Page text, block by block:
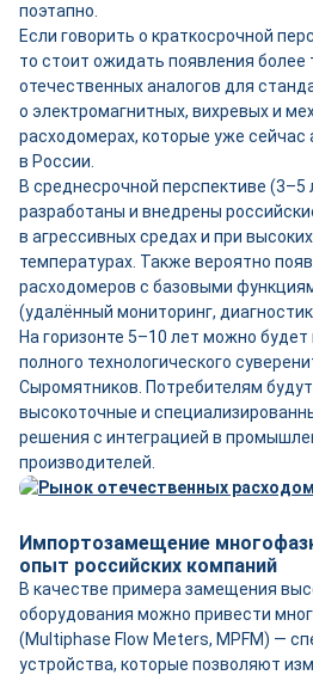
поэтапно.
Если говорить о краткосрочной
то стоит ожидать появления
отечественных аналогов для
о электромагнитных, вихревых и
расходомерах, которые уже сейчас
в России.
В среднесрочной перспективе (3–5
разработаны и внедрены
в агрессивных средах и при
температурах. Также вероятно
расходомеров с базовыми
(удалённый мониторинг,
На горизонте 5–10 лет можно
полного технологического
Сыромятников. Потребителям
высокоточные и
решения с интеграцией в
производителей.
Импортозамещение
опыт российских компаний
В качестве примера замещения
оборудования можно привести
(Multiphase Flow Meters, MPFM) ―
устройства, которые позволяют